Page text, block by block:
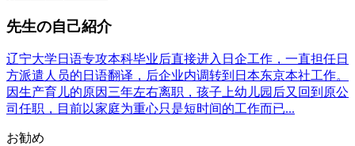
先生の自己紹介
辽宁大学日语专攻本科毕业后直接进入日企工作，一直担任日
方派遣人员的日语翻译，后企业内调转到日本东京本社工作。
因生产育儿的原因三年左右离职，孩子上幼儿园后又回到原公
司任职，目前以家庭为重心只是短时间的工作而已...
お勧め